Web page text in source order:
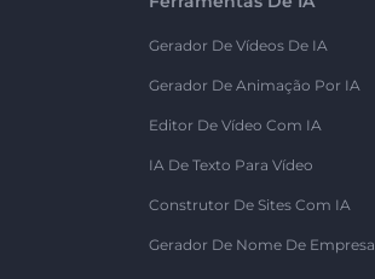
Gerador De Vídeos De IA
Gerador De Animação Por IA
Editor De Vídeo Com IA
IA De Texto Para Vídeo
Construtor De Sites Com IA
Gerador De Nome De Empresa